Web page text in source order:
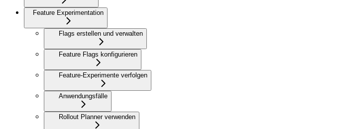
Feature Experimentation
Flags erstellen und verwalten
Feature Flags konfigurieren
Feature-Experimente verfolgen
Anwendungsfälle
Rollout Planner verwenden